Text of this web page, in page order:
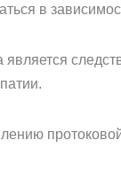
в
является